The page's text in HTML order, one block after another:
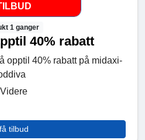
1 ganger
40% rabatt
opptil 40% rabatt på midaxi-
få tilbud